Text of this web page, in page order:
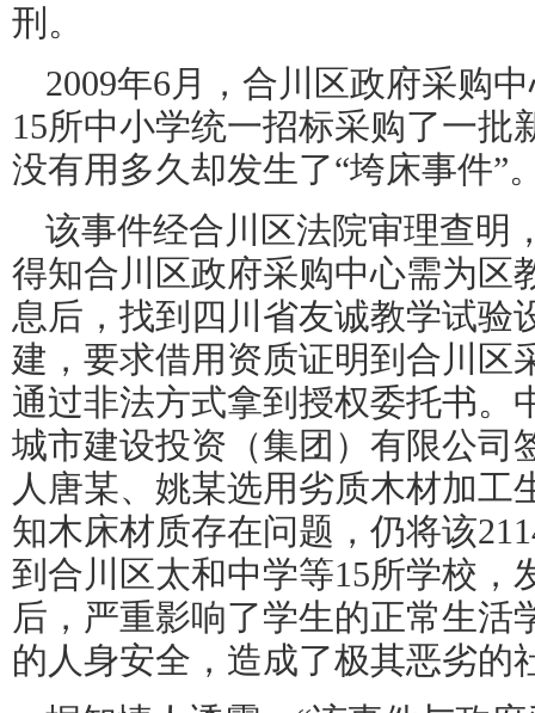
刑。
2009年6月，合川区政府采购
15所中小学统一招标采购了一批
没有用多久却发生了“垮床事件”
该事件经合川区法院审理查明
得知合川区政府采购中心需为区
息后，找到四川省友诚教学试验
建，要求借用资质证明到合川区
通过非法方式拿到授权委托书。
城市建设投资（集团）有限公司
人唐某、姚某选用劣质木材加工
知木床材质存在问题，仍将该
到合川区太和中学等15所学校，
后，严重影响了学生的正常生活
的人身安全，造成了极其恶劣的